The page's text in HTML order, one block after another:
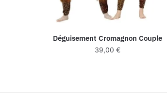
Déguisement Cromagnon Couple
39,00€